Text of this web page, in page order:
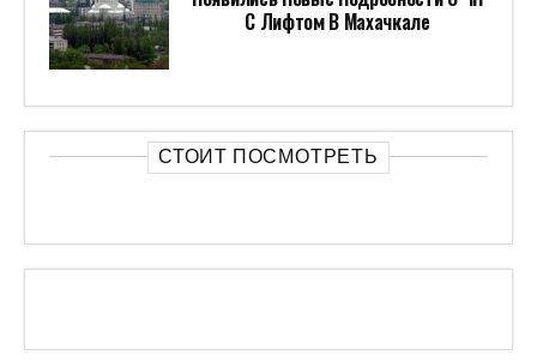
С Лифтом В Махачкале
СТОИТ ПОСМОТРЕТЬ